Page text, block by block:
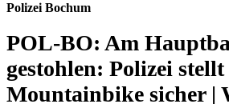
Polizei Bochum
POL-BO: Am
gestohlen: Polizei
Mountainbike sicher |